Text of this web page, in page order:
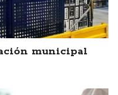
municipal